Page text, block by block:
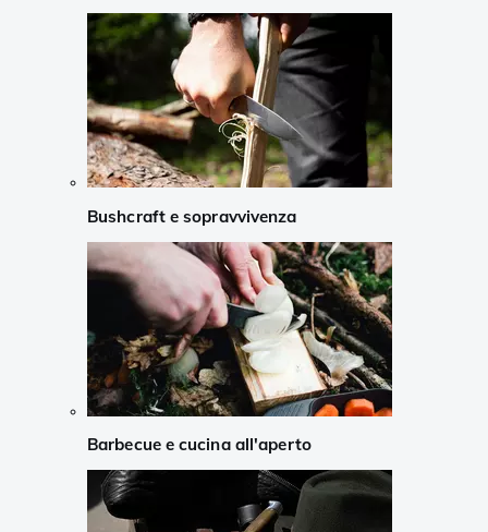
Bushcraft e sopravvivenza
Barbecue e cucina all'aperto